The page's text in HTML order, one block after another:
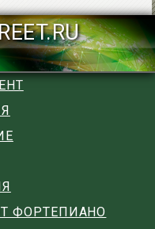
ФОРТЕПИАНО